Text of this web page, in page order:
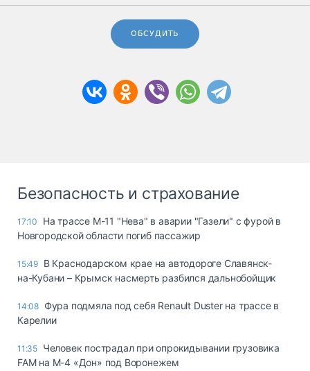
ОБСУДИТЬ
Безопасность и страхование
17:10
На трассе М-11 "Нева" в аварии "Газели" с фурой в
Новгородской области погиб пассажир
15:49 В Краснодарском крае на автодороге Славянск-
на-Кубани – Крымск насмерть разбился дальнобойщик
14:08 Фура подмяла под себя Renault Duster на трассе в
Карелии
11:35 Человек пострадал при опрокидывании грузовика
FAM на М-4 «Дон» под Воронежем